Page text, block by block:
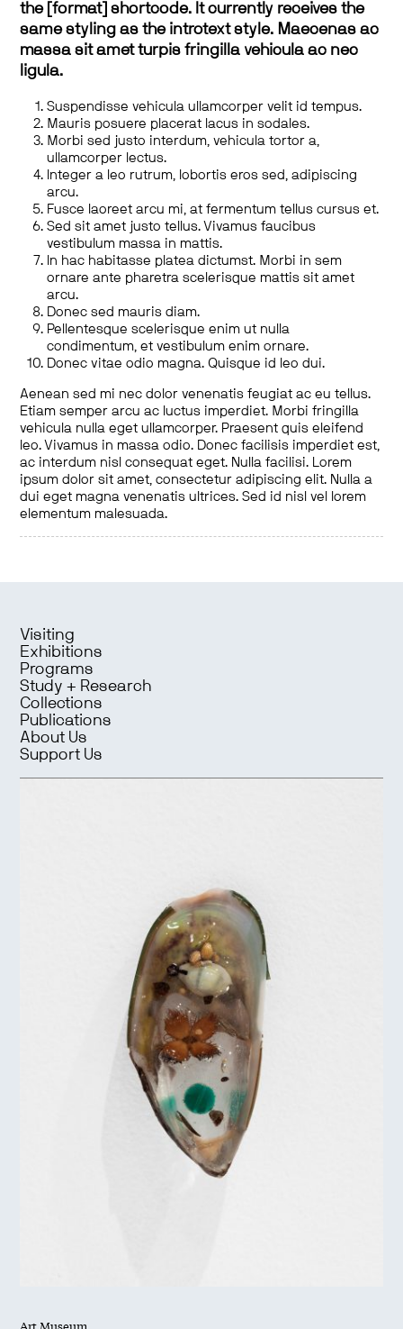
the [format] shortcode. It currently receives the
same styling as the introtext style. Maecenas ac
massa sit amet turpis fringilla vehicula ac nec
ligula.
Suspendisse vehicula ullamcorper velit id tempus.
Mauris posuere placerat lacus in sodales.
Morbi sed justo interdum, vehicula tortor a,
ullamcorper lectus.
Integer a leo rutrum, lobortis eros sed, adipiscing
arcu.
Fusce laoreet arcu mi, at fermentum tellus cursus et.
Sed sit amet justo tellus. Vivamus faucibus
vestibulum massa in mattis.
In hac habitasse platea dictumst. Morbi in sem
ornare ante pharetra scelerisque mattis sit amet
arcu.
Donec sed mauris diam.
Pellentesque scelerisque enim ut nulla
condimentum, et vestibulum enim ornare.
Donec vitae odio magna. Quisque id leo dui.
Aenean sed mi nec dolor venenatis feugiat ac eu tellus.
Etiam semper arcu ac luctus imperdiet. Morbi fringilla
vehicula nulla eget ullamcorper. Praesent quis eleifend
leo. Vivamus in massa odio. Donec facilisis imperdiet est,
ac interdum nisl consequat eget. Nulla facilisi. Lorem
ipsum dolor sit amet, consectetur adipiscing elit. Nulla a
dui eget magna venenatis ultrices. Sed id nisl vel lorem
elementum malesuada.
Visiting
Exhibitions
Programs
Study + Research
Collections
Publications
About Us
Support Us